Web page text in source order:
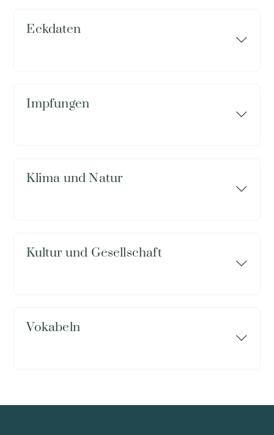
Eckdaten
Impfungen
Klima und Natur
Kultur und Gesellschaft
Vokabeln